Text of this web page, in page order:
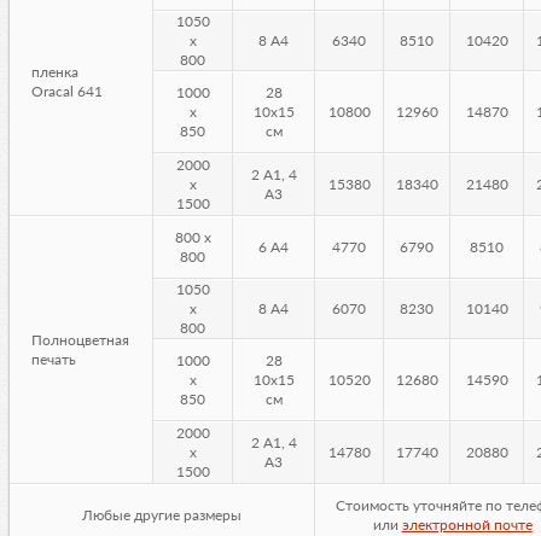
пленка
Oracal 641
1050
х
800
8 А4 6340 8510 10420
1000
х
850
28
10х15
см
10800 12960 14870
2000
х
1500
2 А1, 4
А3
15380 18340 21480
Полноцветная
печать
800 х
800
6 А4 4770 6790 8510
1050
х
800
8 А4 6070 8230 10140
1000
х
850
28
10х15
см
10520 12680 14590
2000
х
1500
2 А1, 4
А3
14780 17740 20880
Любые другие размеры
Стоимость уточняйте по
или электронной почте